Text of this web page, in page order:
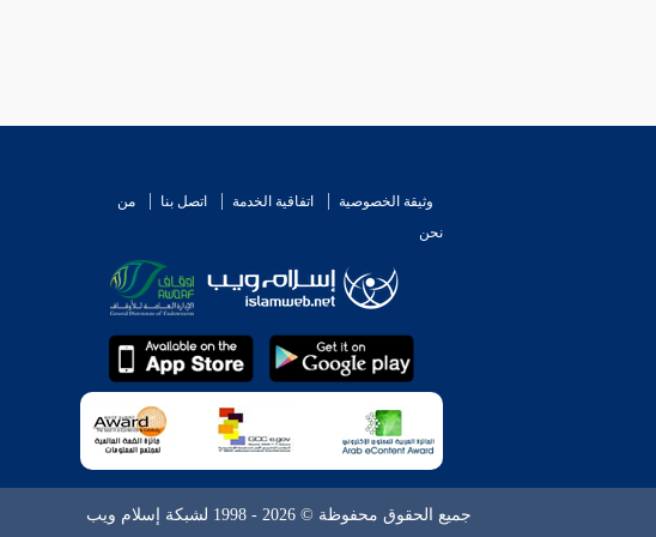
وثيقة الخصوصية اتفاقية الخدمة اتصل بنا
من
نحن
جميع الحقوق محفوظة © 2026 - 1998 لشبكة إسلام ويب